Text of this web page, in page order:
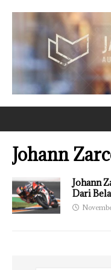
Johann
Johann
Dari